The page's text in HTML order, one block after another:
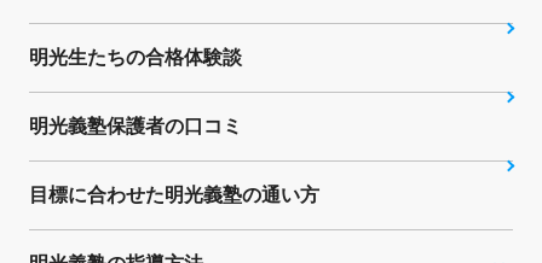
明光生たちの合格体験談
明光義塾保護者の口コミ
目標に合わせた明光義塾の通い方